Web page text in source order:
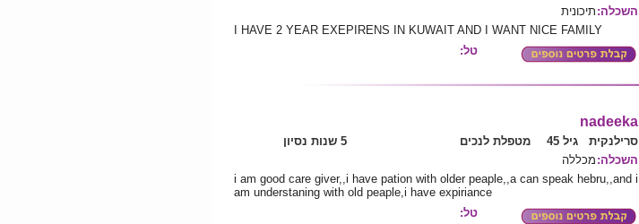
השכלה: תיכונית
I HAVE 2 YEAR EXEPIRENS IN KUWAIT AND I WANT NICE FAMILY
טל:
nadeeka
סרילנקית גיל 45 מטפלת לנכים
5 שנות נסיון
השכלה: מכללה
i am good care giver,,i have pation with older peaple,,a can speak hebru,,and i
am understaning with old peaple,i have expiriance
טל: